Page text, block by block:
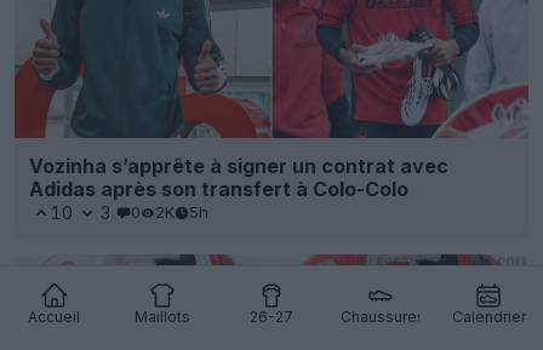
Accueil Maillots 26-27 Chaussures Calendrier
Vozinha s’apprête à signer un contrat avec
Adidas après son transfert à Colo-Colo
10 3 0 2K 5h